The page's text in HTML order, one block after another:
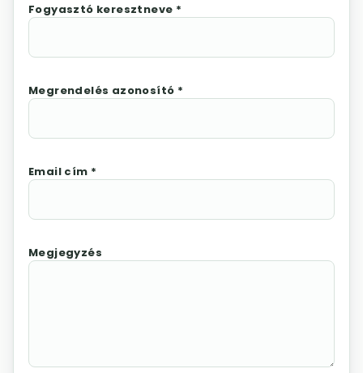
Fogyasztó keresztneve *
Megrendelés azonosító *
Email cím *
Megjegyzés